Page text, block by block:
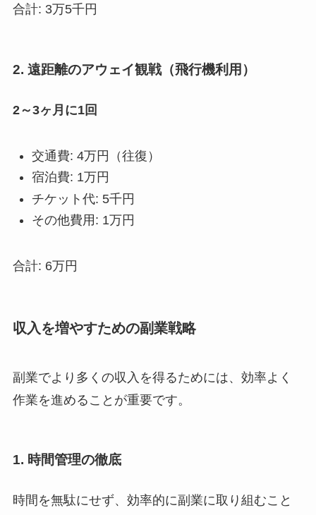
合計: 3万5千円
2. 遠距離のアウェイ観戦（飛行機利用）
2～3ヶ月に1回
交通費: 4万円（往復）
宿泊費: 1万円
チケット代: 5千円
その他費用: 1万円
合計: 6万円
収入を増やすための副業戦略
副業でより多くの収入を得るためには、効率よく
作業を進めることが重要です。
1. 時間管理の徹底
時間を無駄にせず、効率的に副業に取り組むこと